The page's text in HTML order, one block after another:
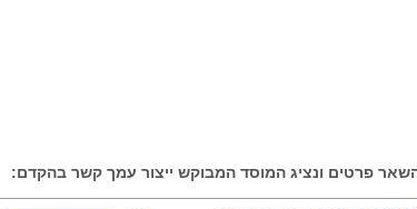
פרטים ונציג המוסד המבוקש ייצור עמך קשר בהקדם: